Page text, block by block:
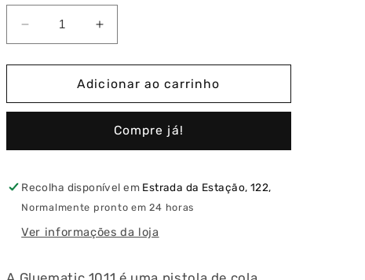
Diminuir
a
quantidade
Pistola
Quente
1011
Steinel
Aumentar
a
quantidade
de
Pistola
Cola
Quente
1011
Steinel
Adicionar ao carrinho
Compre já!
Recolha disponível em Estrada da Estação, 122,
Normalmente pronto em 24 horas
Ver informações da loja